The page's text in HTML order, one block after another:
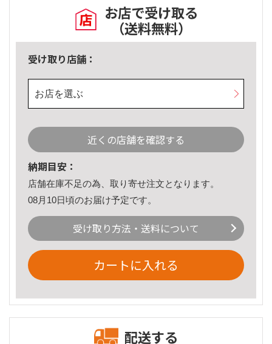
お店で受け取る
（送料無料）
受け取り店舗：
お店を選ぶ
近くの店舗を確認する
納期目安：
店舗在庫不足の為、取り寄せ注文となります。
08月10日頃のお届け予定です。
受け取り方法・送料について
カートに入れる
配送する